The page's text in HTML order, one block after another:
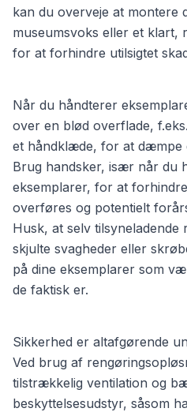
kan du overveje at montere
museumsvoks eller et klart,
for at forhindre utilsigtet
Når du håndterer
over en blød overflade,
et håndklæde, for at dæmpe
Brug handsker, især når du
eksemplarer, for at
overføres og potentielt
Husk, at selv tilsyneladende
skjulte svagheder eller
på dine eksemplarer som
de faktisk er.
Sikkerhed er altafgørende
Ved brug af
tilstrækkelig ventilation og
beskyttelsesudstyr, såsom